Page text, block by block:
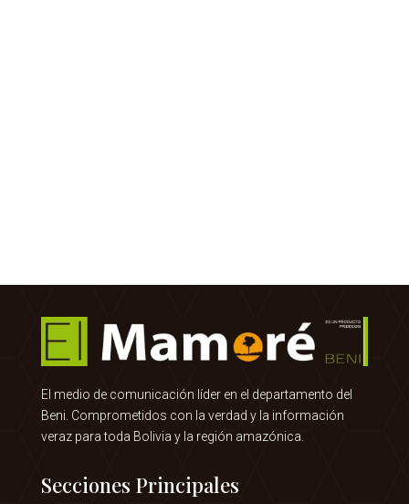
El medio de comunicación líder en el departamento del
Beni. Comprometidos con la verdad y la información
veraz para toda Bolivia y la región amazónica.
Secciones Principales